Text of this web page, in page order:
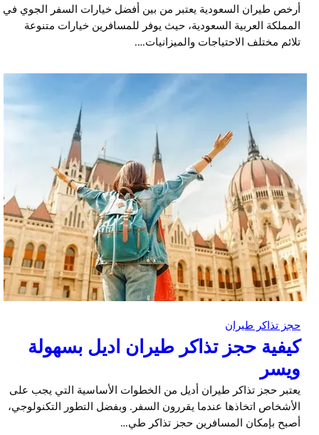
أرخص طيران السعودية يعتبر من بين أفضل خيارات السفر الجوي في
المملكة العربية السعودية، حيث يوفر للمسافرين خيارات متنوعة
تلائم مختلف الاحتياجات والميزانيات….
حجز تذاكر طيران
كيفية حجز تذاكر طيران اديل بسهولة
ويسر
يعتبر حجز تذاكر طيران أديل من الخطوات الأساسية التي يجب على
الأشخاص اتخاذها عندما يقررون السفر. وبفضل التطور التكنولوجي،
أصبح بإمكان المسافرين حجز تذاكر طي…